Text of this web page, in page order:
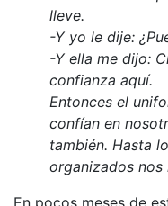
lleve.
-Y yo le dije:
-Y ella me dijo:
confianza aquí.
Entonces el
confían en
también. Hasta
organizados nos
En pocos meses de